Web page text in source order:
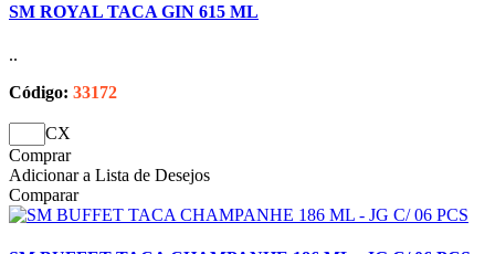
SM ROYAL TACA GIN 615 ML
..
Código: 33172
CX
Comprar
Adicionar a Lista de Desejos
Comparar